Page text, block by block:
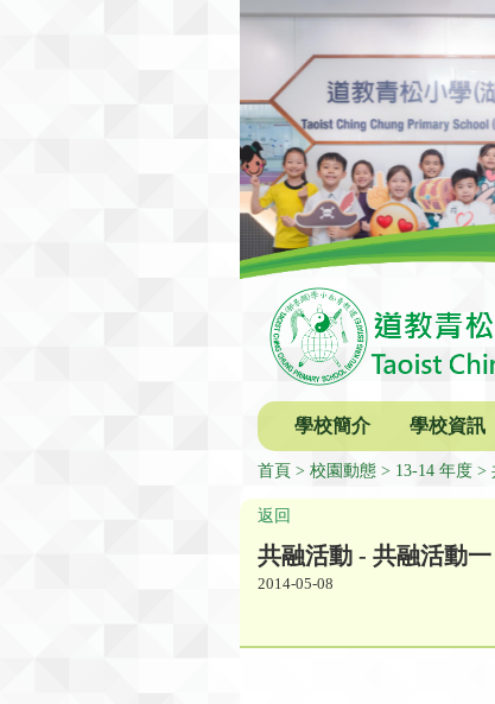
學校簡介 學校資訊
首頁 校園動態 13-14 年度
返回
共融活動 - 共融活動一
2014-05-08